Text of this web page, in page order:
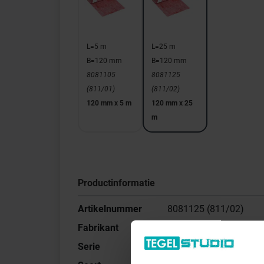
L=5 m
B=120 mm
8081105
(811/01)
120 mm x 5 m
L=25 m
B=120 mm
8081125
(811/02)
120 mm x 25
m
Productinformatie
Artikelnummer
8081125 (811/02)
Fabrikant
Serie
Badkuip afdichtband